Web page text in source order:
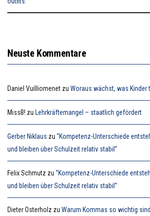
Neuste Kommentare
Daniel Vuilliomenet zu Woraus wächst, was Kinder
MissB! zu Lehrkräftemangel – staatlich gefördert
Gerber Niklaus zu “Kompetenz-Unterschiede
und bleiben über Schulzeit relativ stabil”
Felix Schmutz zu “Kompetenz-Unterschiede
und bleiben über Schulzeit relativ stabil”
Dieter Osterholz zu Warum Kommas so wichtig sind